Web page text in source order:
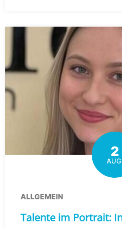
2
ALLGEMEIN
Talente im Portrait: